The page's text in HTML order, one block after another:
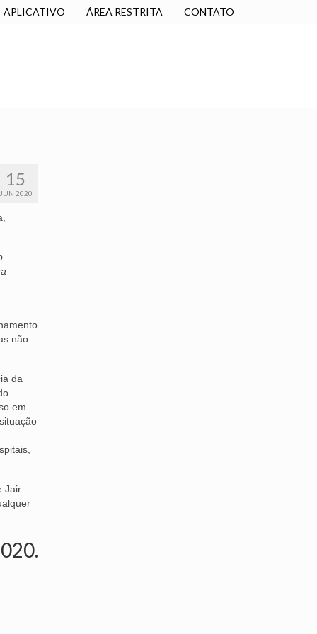
APLICATIVO ÁREA RESTRITA CONTATO
15
JUN 2020
não
da
em
Jair